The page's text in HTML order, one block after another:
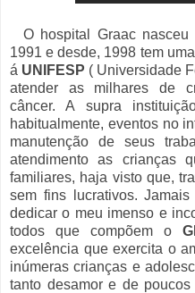
O hospital Graac
1991 e desde, 1998 tem
á UNIFESP ( Universidade
atender as milhares de
câncer. A supra
habitualmente, eventos no
manutenção de seus
atendimento as crianças
familiares, haja visto que,
sem fins lucrativos.
dedicar o meu imenso e
todos que compõem o
excelência que exercita o
inúmeras crianças e
tanto desamor e de